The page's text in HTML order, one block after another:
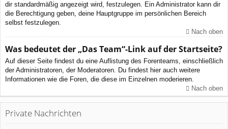
dir standardmäßig angezeigt wird, festzulegen. Ein Administrator kann dir
die Berechtigung geben, deine Hauptgruppe im persönlichen Bereich
selbst festzulegen.
Nach oben
Was bedeutet der „Das Team“-Link auf der Startseite?
Auf dieser Seite findest du eine Auflistung des Forenteams, einschließlich
der Administratoren, der Moderatoren. Du findest hier auch weitere
Informationen wie die Foren, die diese im Einzelnen moderieren.
Nach oben
Private Nachrichten